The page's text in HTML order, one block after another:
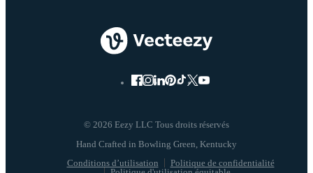
© 2026 Eezy LLC Tous droits réservés
Conditions d’utilisation
Politique de confidentialité